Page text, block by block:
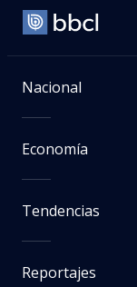
Nacional
Economía
Tendencias
Reportajes